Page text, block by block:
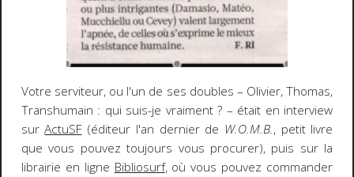
Votre serviteur, ou l'un de ses doubles – Olivier, Thomas,
Transhumain : qui suis-je vraiment ? – était en interview
surActuSF(éditeur l'an dernier de W.O.M.B., petit livre
que vous pouvez toujours vous procurer), puis sur la
librairie en ligne Bibliosurf, où vous pouvez commander